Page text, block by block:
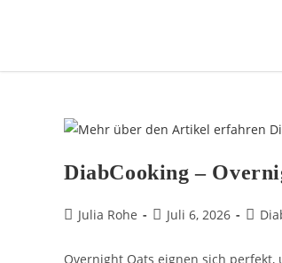
DiabCooking –
Julia Rohe Juli 6, 2026
Overnight Oats eignen sich